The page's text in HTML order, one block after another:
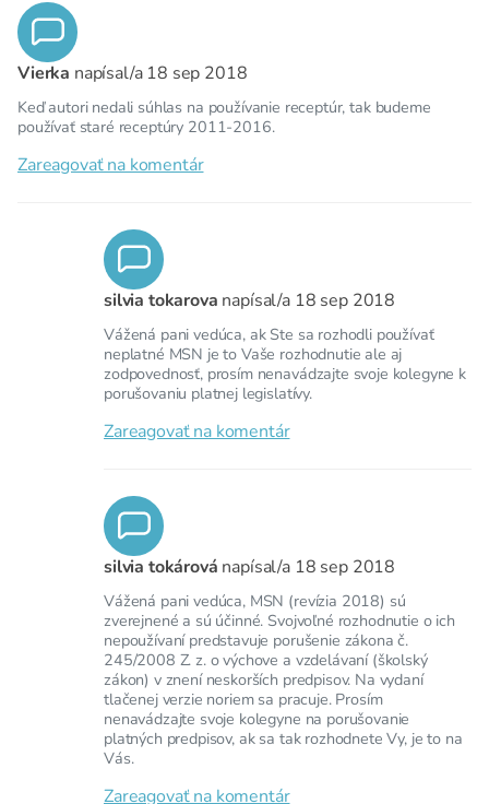
Vierka napísal/a 18 sep 2018
Keď autori nedali súhlas na používanie receptúr, tak budeme
používať staré receptúry 2011-2016.
Zareagovať na komentár
silvia tokarova napísal/a 18 sep 2018
Vážená pani vedúca, ak Ste sa rozhodli používať
neplatné MSN je to Vaše rozhodnutie ale aj
zodpovednosť, prosím nenavádzajte svoje kolegyne k
porušovaniu platnej legislatívy.
Zareagovať na komentár
silvia tokárová napísal/a 18 sep 2018
Vážená pani vedúca, MSN (revízia 2018) sú
zverejnené a sú účinné. Svojvoľné rozhodnutie o ich
nepoužívaní predstavuje porušenie zákona č.
245/2008 Z. z. o výchove a vzdelávaní (školský
zákon) v znení neskorších predpisov. Na vydaní
tlačenej verzie noriem sa pracuje. Prosím
nenavádzajte svoje kolegyne na porušovanie
platných predpisov, ak sa tak rozhodnete Vy, je to na
Vás.
Zareagovať na komentár